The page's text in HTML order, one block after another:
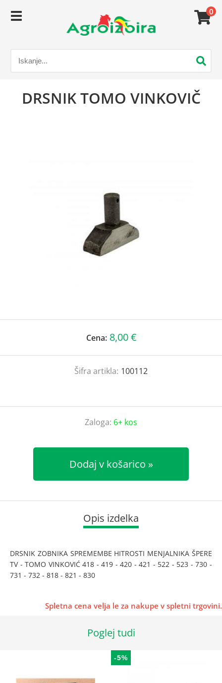
0
DRSNIK TOMO VINKOVIČ
Cena: 8,00 €
Šifra artikla: 100112
Zaloga: 6+ kos
Dodaj v košarico
Opis izdelka
DRSNIK ZOBNIKA SPREMEMBE HITROSTI MENJALNIKA ŠPERE
TV - TOMO VINKOVIĆ 418 - 419 - 420 - 421 - 522 - 523 - 730 -
731 - 732 - 818 - 821 - 830
Spletna cena velja le za nakupe v spletni trgovini.
Poglej tudi
-5%